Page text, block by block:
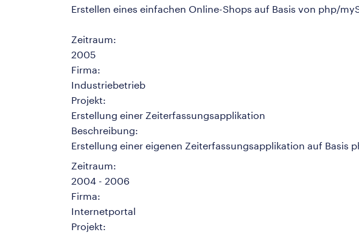
Erstellen eines einfachen Online-Shops auf Basis von php/
Zeitraum:
2005
Firma:
Industriebetrieb
Projekt:
Erstellung einer Zeiterfassungsapplikation
Beschreibung:
Erstellung einer eigenen Zeiterfassungsapplikation auf Basis
Zeitraum:
2004 - 2006
Firma:
Internetportal
Projekt: